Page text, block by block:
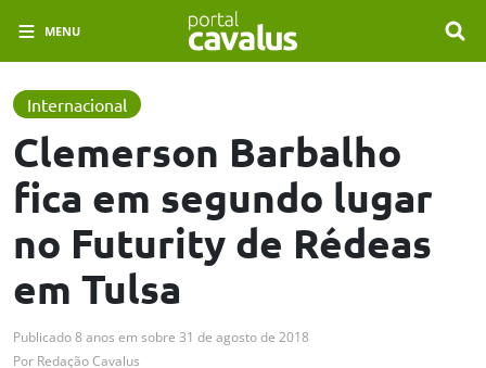
MENU
Internacional
Clemerson Barbalho
fica em segundo lugar
no Futurity de Rédeas
em Tulsa
Publicado8 anos em sobre 31 de agosto de 2018
Por Redação Cavalus